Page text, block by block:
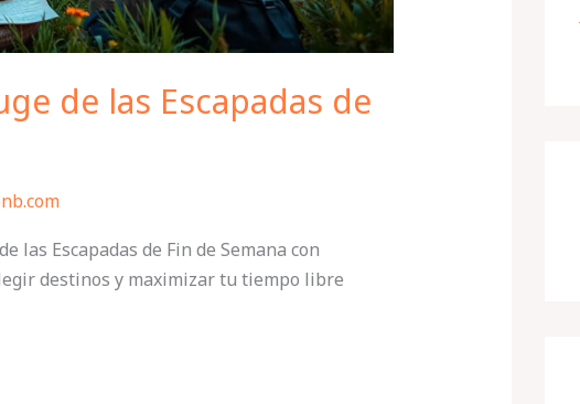
de las Escapadas de
las Escapadas de Fin de Semana con
destinos y maximizar tu tiempo libre